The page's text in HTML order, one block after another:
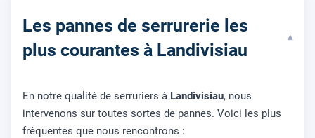
Les pannes de serrurerie les
plus courantes à Landivisiau
▾
En notre qualité de serruriers à Landivisiau, nous
intervenons sur toutes sortes de pannes. Voici les plus
fréquentes que nous rencontrons :